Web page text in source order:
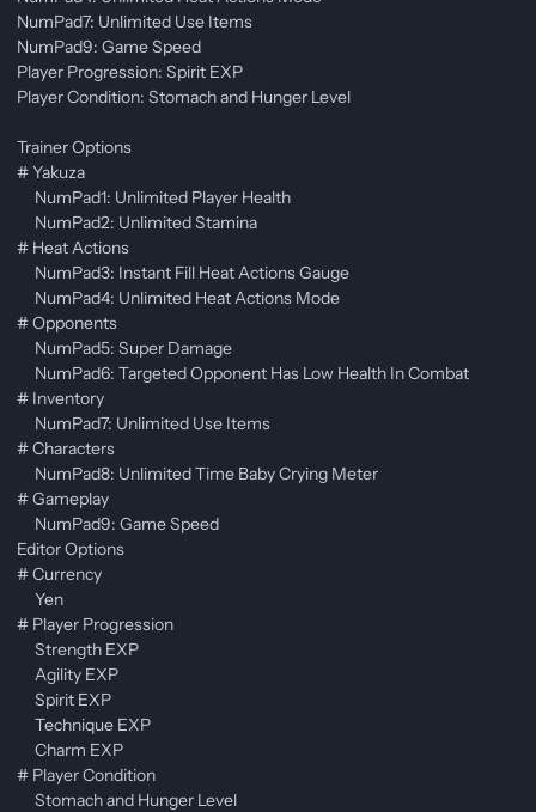
NumPad7: Unlimited Use Items
NumPad9: Game Speed
Player Progression: Spirit EXP
Player Condition: Stomach and Hunger Level
Trainer Options
# Yakuza
NumPad1: Unlimited Player Health
NumPad2: Unlimited Stamina
# Heat Actions
NumPad3: Instant Fill Heat Actions Gauge
NumPad4: Unlimited Heat Actions Mode
# Opponents
NumPad5: Super Damage
NumPad6: Targeted Opponent Has Low Health In Combat
# Inventory
NumPad7: Unlimited Use Items
# Characters
NumPad8: Unlimited Time Baby Crying Meter
# Gameplay
NumPad9: Game Speed
Editor Options
# Currency
Yen
# Player Progression
Strength EXP
Agility EXP
Spirit EXP
Technique EXP
Charm EXP
# Player Condition
Stomach and Hunger Level